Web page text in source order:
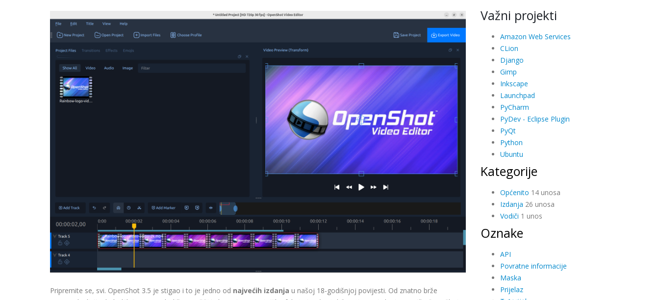
Pripremite se, svi. OpenShot 3.5 je stigao i to je jedno od najvećih izdanja u našoj 18-godišnjoj povijesti. Od znatno brže
Važni projekti
Amazon Web Services
CLion
Django
Gimp
Inkscape
Launchpad
PyCharm
PyDev - Eclipse Plugin
PyQt
Python
Ubuntu
Kategorije
Općenito 14 unosa
Izdanja 26 unosa
Vodiči 1 unos
Oznake
API
Povratne informacije
Maska
Prijelaz